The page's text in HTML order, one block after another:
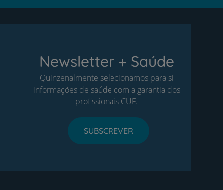
Newsletter + Saúde
Quinzenalmente selecionamos para si
informações de saúde com a garantia dos
profissionais CUF.
SUBSCREVER